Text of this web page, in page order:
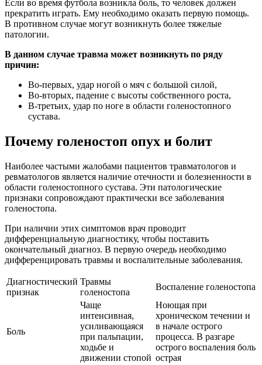
Если во время футбола возникла боль, то человек должен
прекратить играть. Ему необходимо оказать первую помощь.
В противном случае могут возникнуть более тяжелые
патологии.
В данном случае травма может возникнуть по ряду
причин:
Во-первых, удар ногой о мяч с большой силой,
Во-вторых, падение с высоты собственного роста,
В-третьих, удар по ноге в области голеностопного
сустава.
Почему голеностоп опух и болит
Наиболее частыми жалобами пациентов травматологов и
ревматологов является наличие отечности и болезненности в
области голеностопного сустава. Эти патологические
признаки сопровождают практически все заболевания
голеностопа.
При наличии этих симптомов врач проводит
дифференциальную диагностику, чтобы поставить
окончательный диагноз. В первую очередь необходимо
дифференцировать травмы и воспалительные заболевания.
Диагностический
признак
Травмы
голеностопа
Воспаление голеностопа
Боль
Чаще
интенсивная,
усиливающаяся
при пальпации,
ходьбе и
движении стопой
Ноющая при
хроническом течении и
в начале острого
процесса. В разгаре
острого воспаления боль
острая